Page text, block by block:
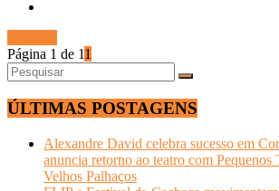
Página 1 de 11
ÚLTIMAS POSTAGENS
Alexandre David celebra sucesso em
anuncia retorno ao teatro com Pequenos
Velhos Palhaços